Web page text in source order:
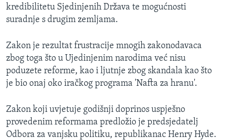
MAGAZIN
O GLASU AMERIKE
Learning English
PRATITE NAS
Jezici
kredibilitetu Sjedinjenih Država te mogućnosti
suradnje s drugim zemljama.
Zakon je rezultat frustracije mnogih zakonodavaca
zbog toga što u Ujedinjenim narodima već nisu
poduzete reforme, kao i ljutnje zbog skandala kao što
je bio onaj oko iračkog programa 'Nafta za hranu'.
Zakon koji uvjetuje godišnji doprinos uspješno
provedenim reformama predložio je predsjedatelj
Odbora za vanjsku politiku, republikanac Henry Hyde.